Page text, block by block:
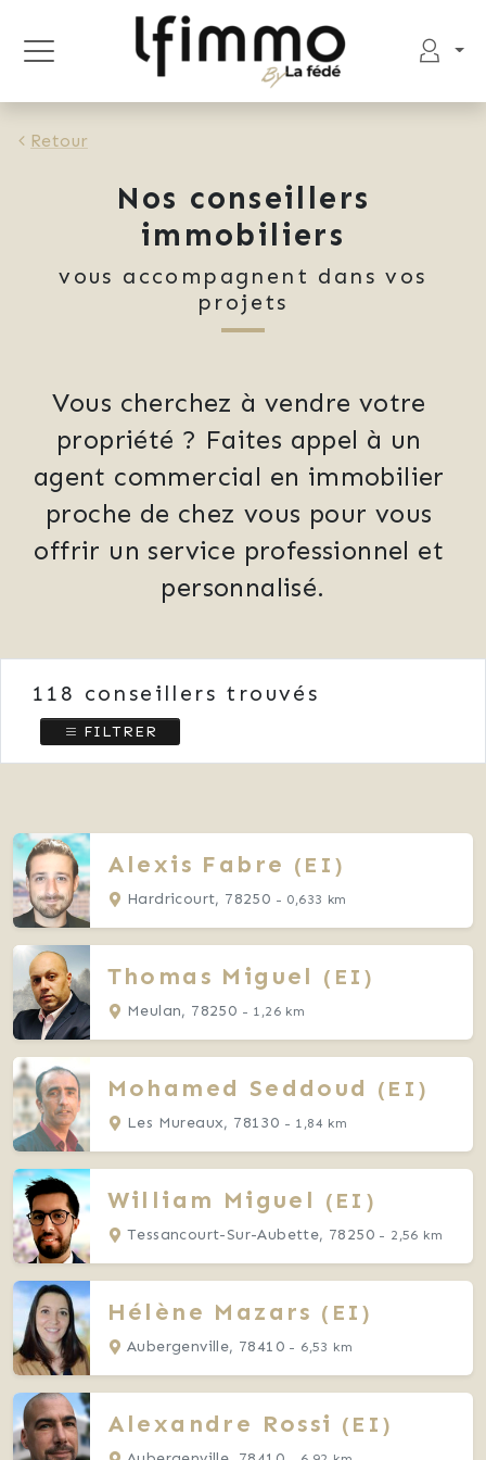
Retour
Nos conseillers
immobiliers
vous accompagnent dans vos
projets
Vous cherchez à vendre votre
propriété ? Faites appel à un
agent commercial en immobilier
proche de chez vous pour vous
offrir un service professionnel et
personnalisé.
118 conseillers trouvés
FILTRER
Alexis Fabre (EI)
Hardricourt, 78250 - 0,633 km
Thomas Miguel (EI)
Meulan, 78250 - 1,26 km
Mohamed Seddoud (EI)
Les Mureaux, 78130 - 1,84 km
William Miguel (EI)
Tessancourt-Sur-Aubette, 78250 - 2,56 km
Hélène Mazars (EI)
Aubergenville, 78410 - 6,53 km
Alexandre Rossi (EI)